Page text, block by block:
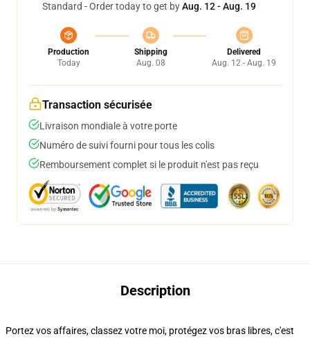
Standard - Order today to get byAug. 12 - Aug. 19
Production
Today
Shipping
Aug. 08
Delivered
Aug. 12 - Aug. 19
Transaction sécurisée
Livraison mondiale à votre porte
Numéro de suivi fourni pour tous les colis
Remboursement complet si le produit n'est pas reçu
Description
Portez vos affaires, classez votre moi, protégez vos bras libres, c'est